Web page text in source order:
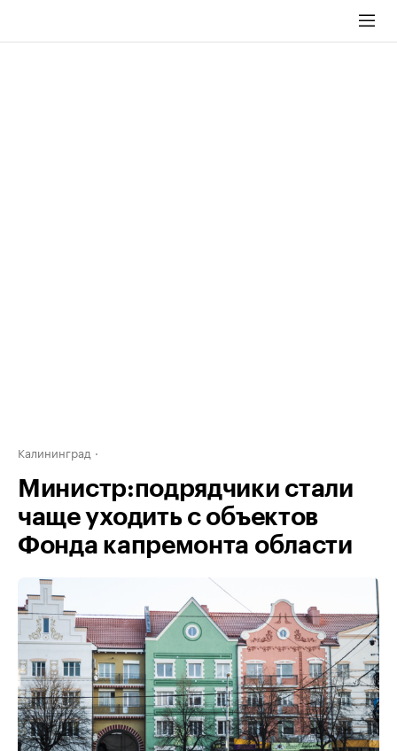
Калининград
Министр:подрядчики стали
чаще уходить с объектов
Фонда капремонта области